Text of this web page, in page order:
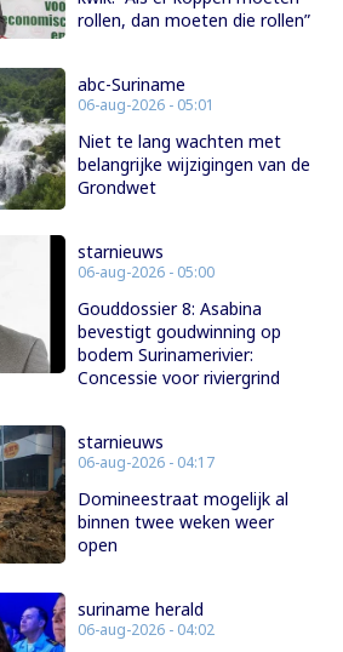
rollen, dan moeten die rollen”
abc-Suriname
06-aug-2026 - 05:01
Niet te lang wachten met
belangrijke wijzigingen van de
Grondwet
starnieuws
06-aug-2026 - 05:00
Gouddossier 8: Asabina
bevestigt goudwinning op
bodem Surinamerivier:
Concessie voor riviergrind
starnieuws
06-aug-2026 - 04:17
Domineestraat mogelijk al
binnen twee weken weer
open
suriname herald
06-aug-2026 - 04:02